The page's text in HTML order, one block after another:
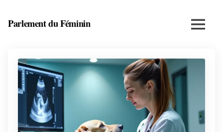
Parlement du Féminin
bien-
être
entrepreneuriat
féminin
Menu